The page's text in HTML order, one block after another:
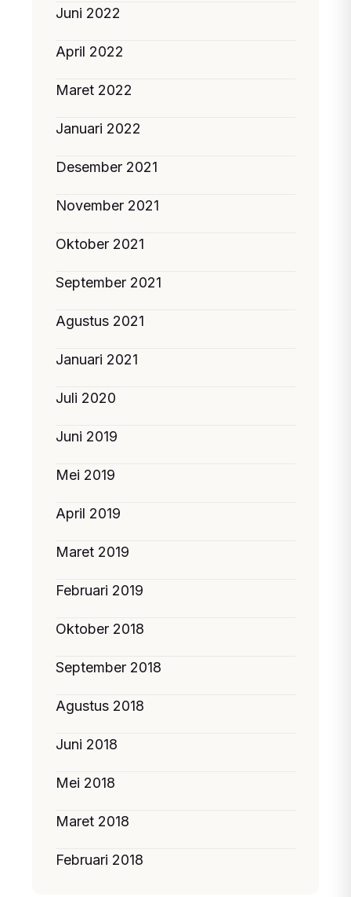
Juni 2022
April 2022
Maret 2022
Januari 2022
Desember 2021
November 2021
Oktober 2021
September 2021
Agustus 2021
Januari 2021
Juli 2020
Juni 2019
Mei 2019
April 2019
Maret 2019
Februari 2019
Oktober 2018
September 2018
Agustus 2018
Juni 2018
Mei 2018
Maret 2018
Februari 2018